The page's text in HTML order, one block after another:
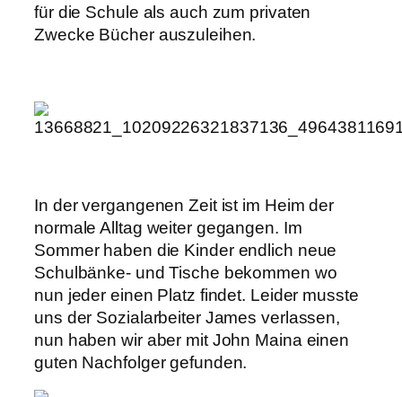
für die Schule als auch zum privaten
Zwecke Bücher auszuleihen.
In der vergangenen Zeit ist im Heim der
normale Alltag weiter gegangen. Im
Sommer haben die Kinder endlich neue
Schulbänke- und Tische bekommen wo
nun jeder einen Platz findet. Leider musste
uns der Sozialarbeiter James verlassen,
nun haben wir aber mit John Maina einen
guten Nachfolger gefunden.